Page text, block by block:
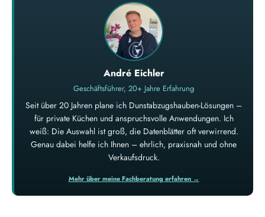
André Eichler
Geschäftsführer, 20+ Jahre Erfahrung
Seit über 20 Jahren plane ich Dunstabzugshauben-Lösungen –
für private Küchen und anspruchsvolle Anwendungen. Ich
weiß: Die Auswahl ist groß, die Datenblätter oft verwirrend.
Genau dabei helfe ich Ihnen – ehrlich, praxisnah und ohne
Verkaufsdruck.
Mehr über meine Fachberatung erfahren →